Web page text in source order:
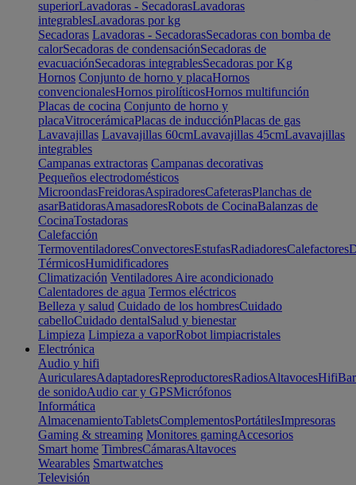
superiorLavadoras - SecadorasLavadoras
integrablesLavadoras por kg
Secadoras Lavadoras - SecadorasSecadoras con bomba de
calorSecadoras de condensaciónSecadoras de
evacuaciónSecadoras integrablesSecadoras por Kg
Hornos Conjunto de horno y placaHornos
convencionalesHornos pirolíticosHornos multifunción
Placas de cocina Conjunto de horno y
placaVitrocerámicaPlacas de inducciónPlacas de gas
Lavavajillas Lavavajillas 60cmLavavajillas 45cmLavavajillas
integrables
Campanas extractoras Campanas decorativas
Pequeños electrodomésticos
MicroondasFreidorasAspiradoresCafeterasPlanchas de
asarBatidorasAmasadoresRobots de CocinaBalanzas de
CocinaTostadoras
Calefacción
TermoventiladoresConvectoresEstufasRadiadoresCalefactores
TérmicosHumidificadores
Climatización Ventiladores Aire acondicionado
Calentadores de agua Termos eléctricos
Belleza y salud Cuidado de los hombresCuidado
cabelloCuidado dentalSalud y bienestar
Limpieza Limpieza a vaporRobot limpiacristales
Electrónica
Audio y hifi
AuricularesAdaptadoresReproductoresRadiosAltavocesHifi
de sonidoAudio car y GPSMicrófonos
Informática
AlmacenamientoTabletsComplementosPortátilesImpresoras
Gaming & streaming Monitores gamingAccesorios
Smart home TimbresCámarasAltavoces
Wearables Smartwatches
Televisión